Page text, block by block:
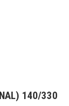
140/330